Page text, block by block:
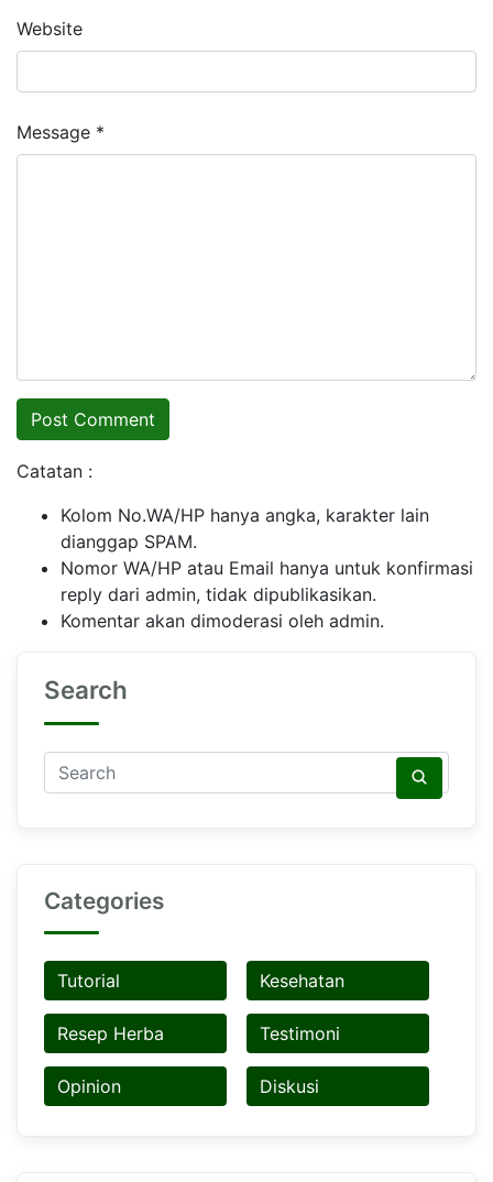
Website
Message *
Catatan :
Kolom No.WA/HP hanya angka, karakter lain
dianggap SPAM.
Nomor WA/HP atau Email hanya untuk konfirmasi
reply dari admin, tidak dipublikasikan.
Komentar akan dimoderasi oleh admin.
Search
Categories
Tutorial Kesehatan
Resep Herba Testimoni
Opinion Diskusi